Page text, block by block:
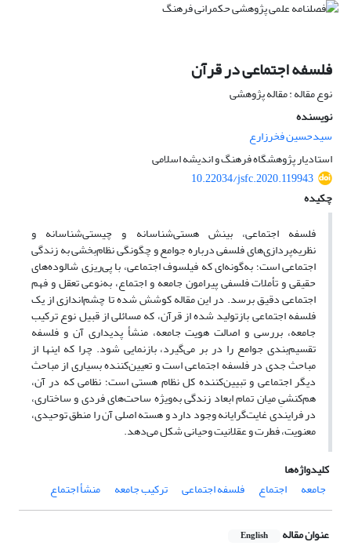
فلسفه اجتماعی در قرآن
نوع مقاله : مقاله پژوهشی
نویسنده
سیدحسین فخرزارع
استادیار پژوهشگاه فرهنگ و اندیشه اسلامی
10.22034/jsfc.2020.119943
چکیده
فلسفه اجتماعی، بینش‌ هستی‌شناسانه و چیستی‌شناسانه و
نظریه‌پردازی‌های فلسفی درباره جوامع و چگونگی نظام‌بخشی به زندگی
اجتماعی است؛ به‌گونه‌ای که فیلسوف اجتماعی، با پی‌ریزی شالوده‌های
حقیقی و تأملات فلسفی پیرامون جامعه و اجتماع، به‌نوعی تعقل و فهم
اجتماعی دقیق برسد. در این مقاله کوشش شده تا چشم‌اندازی از یک
فلسفه اجتماعی بازتولید شده از قرآن، که مسائلی از قبیل نوع ترکیب
جامعه، بررسی و اصالت هویت جامعه، منشأ پدیداری آن و فلسفه
تقسیم‌بندی جوامع را در بر می‌‌گیرد، بازنمایی شود. چرا که اینها از
مباحث جدی در فلسفه اجتماعی است و تعیین‌کننده بسیاری از مباحث
دیگر اجتماعی و تبیین‌کننده کل نظام هستی است؛ نظامی که در آن،
هم‌کنشیِ میان تمام ابعاد زندگی به‌ویژه ساحت‌های فردی و ساختاری،
در فرایندی غایت‌گرایانه وجود دارد و هسته اصلی آن را منطق توحیدی،
معنویت، فطرت و عقلانیت وحیانی شکل می‌دهد.
کلیدواژه‌ها
جامعه
اجتماع فلسفه اجتماعی ترکیب جامعه منشأ اجتماع
عنوان مقاله English